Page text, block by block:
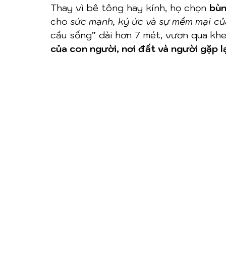
Thay vì bê tông hay kính, họ chọn
cho sức mạnh, ký ức và sự mềm mại
cầu sống” dài hơn 7 mét, vươn qua
của con người, nơi đất và người gặp